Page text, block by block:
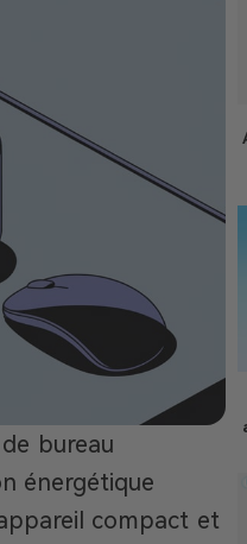
bureau
énergétique
compact et